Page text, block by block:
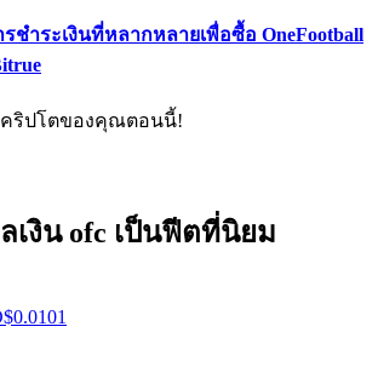
ชำระเงินที่หลากหลายเพื่อซื้อ OneFootball
คริปโตของคุณตอนนี้!
เงิน ofc เป็นฟีตที่นิยม
$0.0101